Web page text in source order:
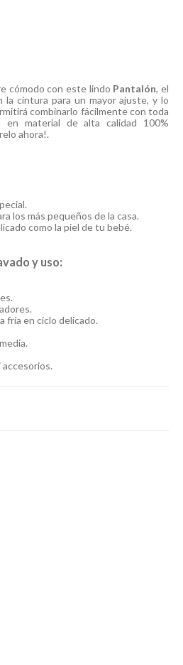
cómodo con este lindo Pantalón, el
cintura para un mayor ajuste, y lo
combinarlo fácilmente con toda
en material de alta calidad 100%
ahora!.
los más pequeños de la casa.
como la piel de tu bebé.
y uso:
fría en ciclo delicado.
accesorios.